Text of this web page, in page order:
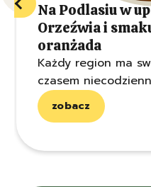
warmińsko-
wielkopolskie
zachodniopomorskie
Na Podlasiu w
Orzeźwia i
oranżada
Każdy region ma
czasem
buzę, którą nazywa
szampanem. Nie
zobacz